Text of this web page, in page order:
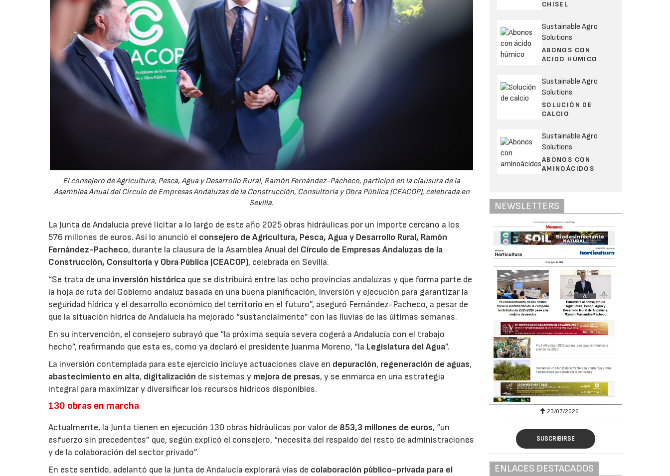
El consejero de Agricultura, Pesca, Agua y Desarrollo Rural, Ramón Fernández-Pacheco, participó en la clausura de la
Asamblea Anual del Círculo de Empresas Andaluzas de la Construcción, Consultoría y Obra Pública (CEACOP), celebrada en
Sevilla.
La Junta de Andalucía prevé licitar a lo largo de este año 2025 obras hidráulicas por un importe cercano a los
576 millones de euros. Así lo anunció el consejero de Agricultura, Pesca, Agua y Desarrollo Rural, Ramón
Fernández-Pacheco, durante la clausura de la Asamblea Anual del Círculo de Empresas Andaluzas de la
Construcción, Consultoría y Obra Pública (CEACOP), celebrada en Sevilla.
“Se trata de una inversión histórica que se distribuirá entre las ocho provincias andaluzas y que forma parte de
la hoja de ruta del Gobierno andaluz basada en una buena planificación, inversión y ejecución para garantizar la
seguridad hídrica y el desarrollo económico del territorio en el futuro”, aseguró Fernández-Pacheco, a pesar de
que la situación hídrica de Andalucía ha mejorado “sustancialmente” con las lluvias de las últimas semanas.
En su intervención, el consejero subrayó que “la próxima sequía severa cogerá a Andalucía con el trabajo
hecho”, reafirmando que esta es, como ya declaró el presidente Juanma Moreno, “la Legislatura del Agua”.
La inversión contemplada para este ejercicio incluye actuaciones clave en depuración, regeneración de aguas,
abastecimiento en alta, digitalización de sistemas y mejora de presas, y se enmarca en una estrategia
integral para maximizar y diversificar los recursos hídricos disponibles.
130 obras en marcha
Actualmente, la Junta tienen en ejecución 130 obras hidráulicas por valor de 853,3 millones de euros, “un
esfuerzo sin precedentes” que, según explicó el consejero, “necesita del respaldo del resto de administraciones
y de la colaboración del sector privado”.
En este sentido, adelantó que la Junta de Andalucía explorará vías de colaboración público-privada para el
CHISEL
Sustainable Agro
Solutions
ABONOS CON
ÁCIDO HÚMICO
Sustainable Agro
Solutions
SOLUCIÓN DE
CALCIO
Sustainable Agro
Solutions
ABONOS CON
AMINOÁCIDOS
NEWSLETTERS
23/07/2026
SUSCRIBIRSE
ENLACES DESTACADOS